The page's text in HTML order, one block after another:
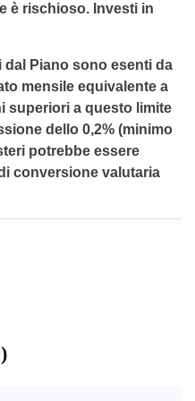
è rischioso. Investi in
Piano sono esenti da
mensile equivalente a
superiori a questo limite
dello 0,2% (minimo
potrebbe essere
conversione valutaria